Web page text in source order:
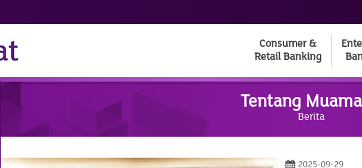
Consumer &
Retail Banking
Tentang
Berita
2025-09-29